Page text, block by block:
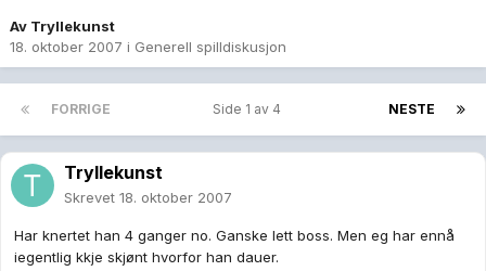
Av Tryllekunst
18. oktober 2007 i Generell spilldiskusjon
FORRIGE NESTE
Side 1 av 4
Tryllekunst
Skrevet 18. oktober 2007
Har knertet han 4 ganger no. Ganske lett boss. Men eg har ennå
iegentlig kkje skjønt hvorfor han dauer.